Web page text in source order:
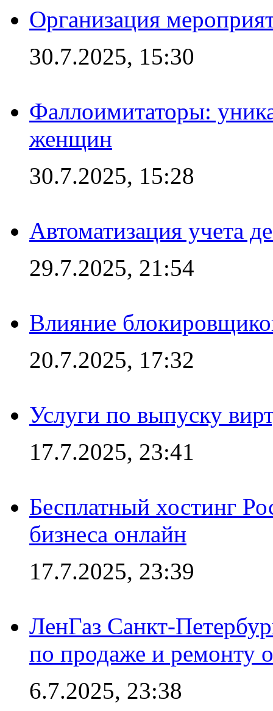
Организация
30.7.2025, 15:30
Фаллоимитаторы:
женщин
30.7.2025, 15:28
Автоматизация учета
29.7.2025, 21:54
Влияние
20.7.2025, 17:32
Услуги по выпуску
17.7.2025, 23:41
Бесплатный хостинг
бизнеса онлайн
17.7.2025, 23:39
ЛенГаз Санкт-
по продаже и ремонту
6.7.2025, 23:38